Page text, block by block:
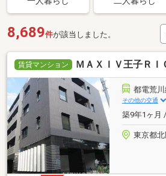
8,689件が該当しました。
賃貸マンション ＭＡＸＩＶ王子ＲＩ
都電荒
その他の交通
築9年1ヶ月
東京都